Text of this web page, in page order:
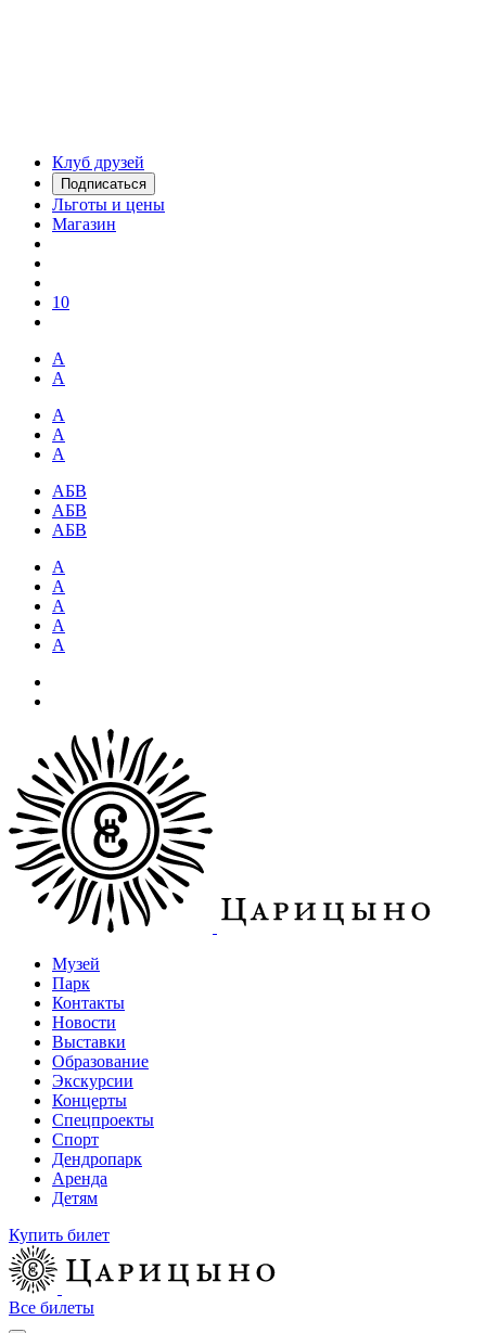
Клуб друзей
Подписаться
Льготы и цены
Магазин
10
А
А
А
А
А
АБВ
АБВ
АБВ
А
А
А
А
А
Музей
Парк
Контакты
Новости
Выставки
Образование
Экскурсии
Концерты
Спецпроекты
Спорт
Дендропарк
Аренда
Детям
Купить билет
Все билеты